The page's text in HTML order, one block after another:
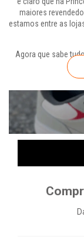
maiores
estamos entre as
Agora que sabe